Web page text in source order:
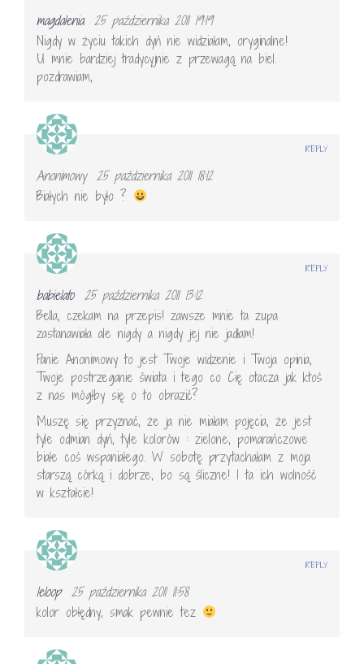
magdalenia 25 października 2011 19:19
Nigdy w życiu takich dyń nie widziałam, oryginalne!
U mnie bardziej tradycyjnie z przewagą na biel.
pozdrawiam,
Anonimowy 25 października 2011 18:12
Białych nie było ?
REPLY
babielato 25 października 2011 13:12
Bella, czekam na przepis! zawsze mnie ta zupa
zastanawiała ale nigdy a nigdy jej nie jadłam!
Panie Anonimowy to jest Twoje widzenie i Twoja opinia,
Twoje postrzeganie świata i tego co Cię otacza jak ktoś
z nas mógłby się o to obrazić?
Muszę się przyznać, że ja nie miałam pojęcia, że jest
tyle odmian dyń, tyle kolorów : zielone, pomarańczowe
białe coś wspaniałego. W sobotę przytachałam z moja
starszą córką i dobrze, bo są śliczne! I ta ich wolność
w kształcie!
REPLY
leloop 25 października 2011 11:58
kolor obłędny, smak pewnie tez
REPLY